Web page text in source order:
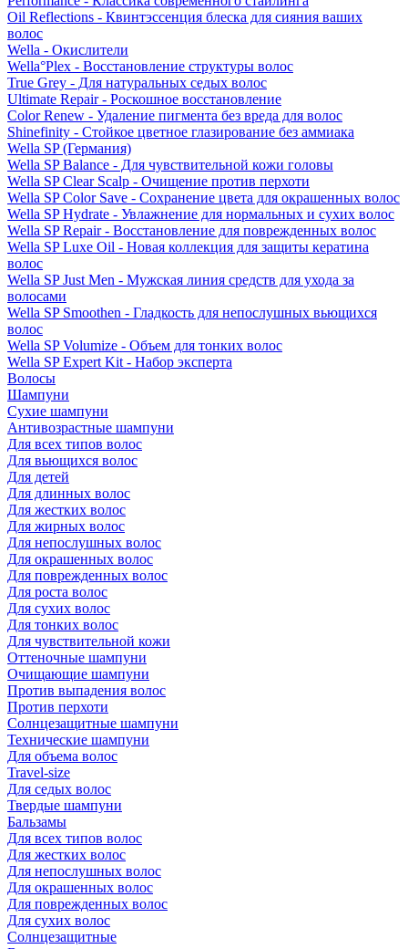
Oil Reflections - Квинтэссенция блеска для сияния ваших
волос
Wella - Окислители
Wella°Plex - Восстановление структуры волос
True Grey - Для натуральных седых волос
Ultimate Repair - Роскошное восстановление
Color Renew - Удаление пигмента без вреда для волос
Shinefinity - Стойкое цветное глазирование без аммиака
Wella SP (Германия)
Wella SP Balance - Для чувствительной кожи головы
Wella SP Clear Scalp - Очищение против перхоти
Wella SP Color Save - Сохранение цвета для окрашенных волос
Wella SP Hydrate - Увлажнение для нормальных и сухих волос
Wella SP Repair - Восстановление для поврежденных волос
Wella SP Luxe Oil - Новая коллекция для защиты кератина
волос
Wella SP Just Men - Мужская линия средств для ухода за
волосами
Wella SP Smoothen - Гладкость для непослушных вьющихся
волос
Wella SP Volumize - Объем для тонких волос
Wella SP Expert Kit - Набор эксперта
Волосы
Шампуни
Сухие шампуни
Антивозрастные шампуни
Для всех типов волос
Для вьющихся волос
Для детей
Для длинных волос
Для жестких волос
Для жирных волос
Для непослушных волос
Для окрашенных волос
Для поврежденных волос
Для роста волос
Для сухих волос
Для тонких волос
Для чувствительной кожи
Оттеночные шампуни
Очищающие шампуни
Против выпадения волос
Против перхоти
Солнцезащитные шампуни
Технические шампуни
Для объема волос
Travel-size
Для седых волос
Твердые шампуни
Бальзамы
Для всех типов волос
Для жестких волос
Для непослушных волос
Для окрашенных волос
Для поврежденных волос
Для сухих волос
Солнцезащитные